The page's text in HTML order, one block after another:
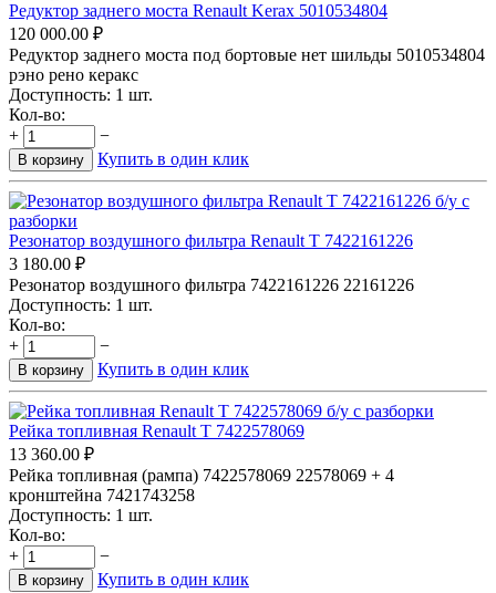
Редуктор заднего моста Renault Kerax 5010534804
120 000.00 ₽
Редуктор заднего моста под бортовые нет шильды 5010534804
рэно рено керакс
Доступность: 1 шт.
Кол-во:
+
−
В корзину Купить в один клик
Резонатор воздушного фильтра Renault T 7422161226
3 180.00 ₽
Резонатор воздушного фильтра 7422161226 22161226
Доступность: 1 шт.
Кол-во:
+
−
В корзину Купить в один клик
Рейка топливная Renault T 7422578069
13 360.00 ₽
Рейка топливная (рампа) 7422578069 22578069 + 4
кронштейна 7421743258
Доступность: 1 шт.
Кол-во:
+
−
В корзину Купить в один клик